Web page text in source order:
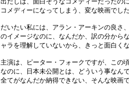
コメディーになってしまう、変な映画でし
だいたい私には、アラン・アーキンの良さ
のイメージなのに、なんだか、訳の分から
ャラを理解していないから、きっと面白く
主演は、ピーター・フォークですが、この
なのに、日本未公開とは、どういう事なん
全てがなんだか納得できない、そんな映画